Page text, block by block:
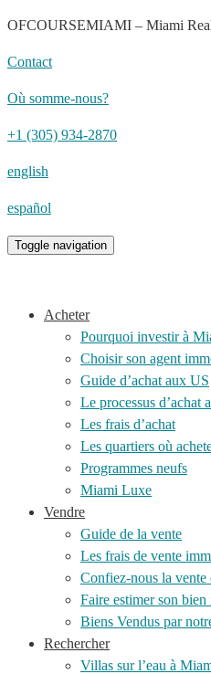
OFCOURSEMIAMI – Miami
Contact
Où somme-nous?
+1 (305) 934-2870
english
español
Toggle navigation
Acheter
Pourquoi investir à
Choisir son agent
Guide d’achat aux US
Le processus d’achat
Les frais d’achat
Les quartiers où
Programmes neufs
Miami Luxe
Vendre
Guide de la vente
Les frais de vente
Confiez-nous la vente
Faire estimer son
Biens Vendus par
Rechercher
Villas sur l’eau à